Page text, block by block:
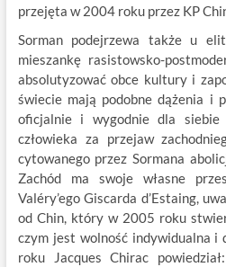
przejęta w 2004 roku przez KP
Sorman podejrzewa także u
mieszankę rasistowsko-
absolutyzować obce kultury i
świecie mają podobne dążenia i
oficjalnie i wygodnie dla siebie
człowieka za przejaw
cytowanego przez Sormana
Zachód ma swoje własne
Valéry’ego Giscarda d’Estaing,
od Chin, który w 2005 roku
czym jest wolność indywidualna i
roku Jacques Chirac